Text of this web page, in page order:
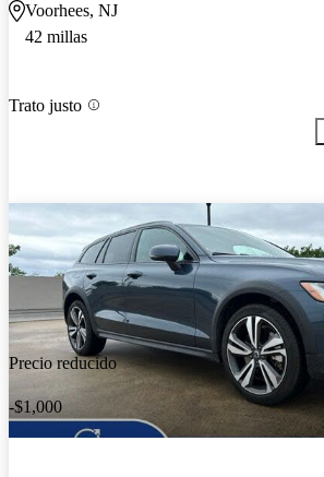
Voorhees, NJ
42 millas
Trato justo
Precio reducido
-$1,000